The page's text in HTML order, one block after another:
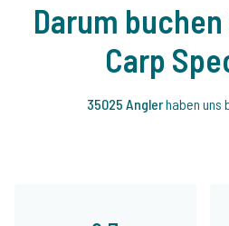
Darum
Carp
35025 Anglerhaben